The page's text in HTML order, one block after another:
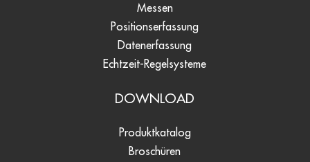
Messen
Positionserfassung
Datenerfassung
Echtzeit-Regelsysteme
DOWNLOAD
Produktkatalog
Broschüren